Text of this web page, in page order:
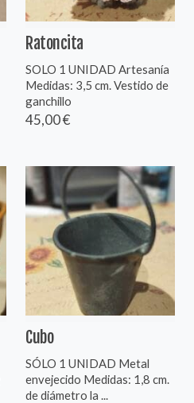
Ratoncita
SOLO 1 UNIDAD Artesanía
Medidas: 3,5 cm. Vestido de
ganchillo
45,00 €
Cubo
SÓLO 1 UNIDAD Metal
envejecido Medidas: 1,8 cm.
de diámetro la ...